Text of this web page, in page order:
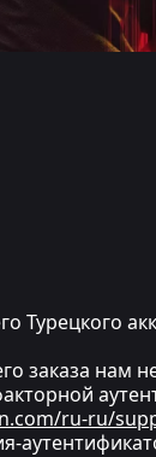
Турецкого
заказа нам
ru-ru/